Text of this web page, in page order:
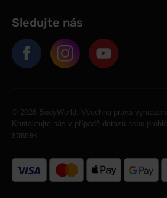
Sledujte nás
© 2026 BodyWorld. Všechna práva
Kontaktujte nás v případě dotazů nebo
stránek